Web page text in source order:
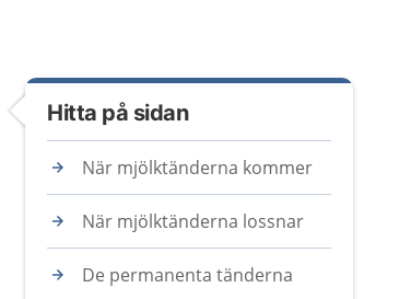
Hitta på sidan
När mjölktänderna kommer
När mjölktänderna lossnar
De permanenta tänderna